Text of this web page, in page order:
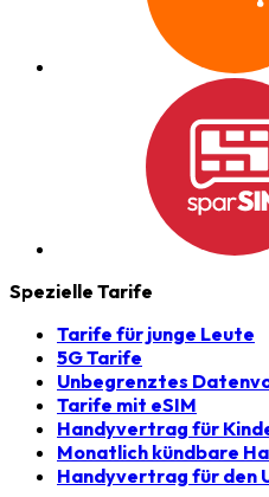
Spezielle Tarife
Tarife für junge Leute
5G Tarife
Unbegrenztes
Tarife mit eSIM
Handyvertrag für
Monatlich kündbare
Handyvertrag für den